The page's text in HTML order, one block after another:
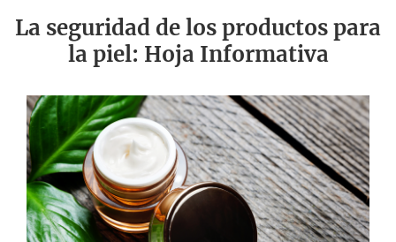
La seguridad de los productos para
la piel: Hoja Informativa